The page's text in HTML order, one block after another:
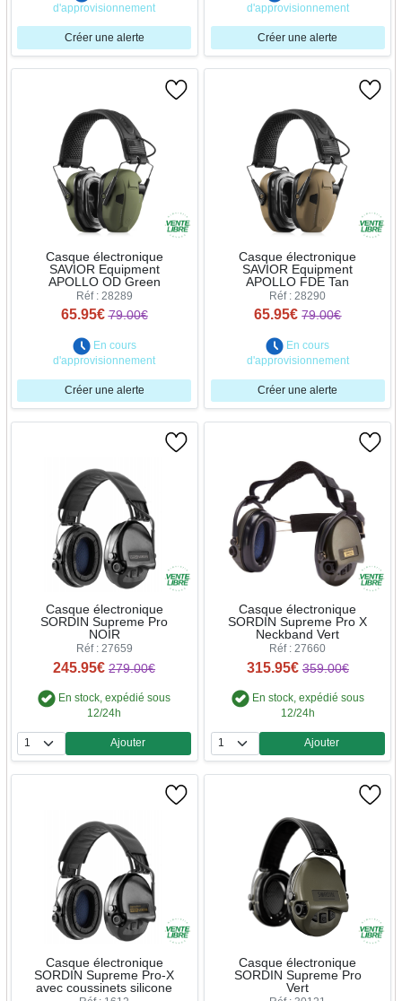
d'approvisionnement
Créer une alerte
d'approvisionnement
Créer une alerte
Casque électronique
SAVIOR Equipment
APOLLO OD Green
Réf : 28289
65.95€ 79.00€
En cours
d'approvisionnement
Créer une alerte
Casque électronique
SAVIOR Equipment
APOLLO FDE Tan
Réf : 28290
65.95€ 79.00€
En cours
d'approvisionnement
Créer une alerte
Casque électronique
SORDIN Supreme Pro
NOIR
Réf : 27659
245.95€ 279.00€
En stock, expédié sous
12/24h
Quantité
Ajouter
Casque électronique
SORDIN Supreme Pro X
Neckband Vert
Réf : 27660
315.95€ 359.00€
En stock, expédié sous
12/24h
Quantité
Ajouter
Casque électronique
SORDIN Supreme Pro-X
avec coussinets silicone
Casque électronique
SORDIN Supreme Pro
Vert